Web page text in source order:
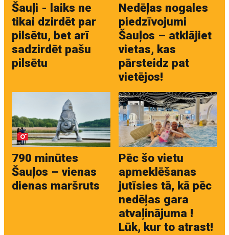
Šauļi - laiks ne
tikai dzirdēt par
pilsētu, bet arī
sadzirdēt pašu
pilsētu
Nedēļas nogales
piedzīvojumi
Šauļos – atklājiet
vietas, kas
pārsteidz pat
vietējos!
790 minūtes
Šauļos – vienas
dienas maršruts
Pēc šo vietu
apmeklēšanas
jutīsies tā, kā pēc
nedēļas gara
atvaļinājuma !
Lūk, kur to atrast!